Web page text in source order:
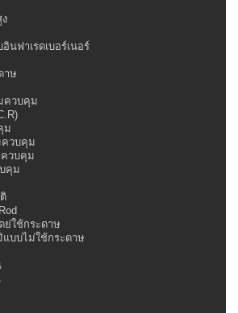
นฟาเรดเบอร์เนอร์
าษ
ควบคุม
ม
ควบคุม
ควบคุม
คุม
ย่ใช้กระดาษ
บบไม่ใช้กระดาษ